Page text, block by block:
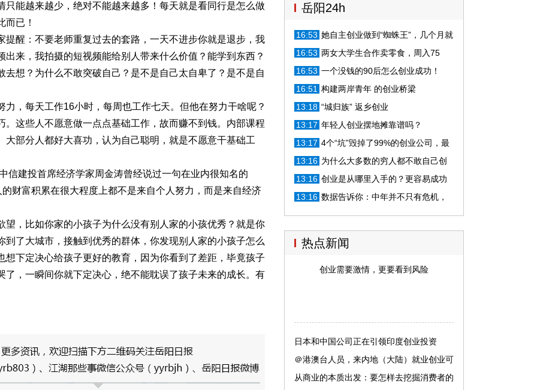
能越来越少，绝对不能越来越多！每天就是看同行是怎么做
而已！
提醒：不要老师重复过去的套路，一天不进步你就是退步，我
来，我拍摄的短视频能给别人带来什么价值？能学到东西？
想？为什么不敢突破自己？是不是自己太自卑了？是不是自
，每天工作16小时，每周也工作七天。但他在努力干啥呢？
这些人不愿意做一点点基础工作，故而赚不到钱。内部课程
部分人都好大喜功，认为自己聪明，就是不愿意干基础工
信建投首席经济学家周金涛曾经说过一句在业内很知名的
财富积累在很大程度上都不是来自个人努力，而是来自经济
望，比如你家的小孩子为什么没有别人家的小孩优秀？就是你
了大城市，接触到优秀的群体，你发现别人家的小孩子怎么
下定决心给孩子更好的教育，因为你看到了差距，毕竟孩子
，一瞬间你就下定决心，绝不能耽误了孩子未来的成长。有
岳阳24h
16:53 她自主创业做到“蜘蛛王”，几个月就
收入80万元
16:53 两女大学生合作卖零食，周入75
万，目前已获500万投资
16:53 一个没钱的90后怎么创业成功！
16:51 构建两岸青年 的创业桥梁
13:18 “城归族” 返乡创业
13:17 年轻人创业摆地摊靠谱吗？
13:17 4个“坑”毁掉了99%的创业公司，最
后一个让人哭笑不得
13:16 为什么大多数的穷人都不敢自己创
业？原因真的说的太精辟！
13:16 创业是从哪里入手的？更容易成功
13:16 数据告诉你：中年并不只有危机，
创业或许正当时
热点新闻
创业需要激情，更要看到风险
日本和中国公司正在引领印度创业投资
＠港澳台人员，来内地（大陆）就业创业可
享这些服务！
从商业的本质出发：要怎样去挖掘消费者的